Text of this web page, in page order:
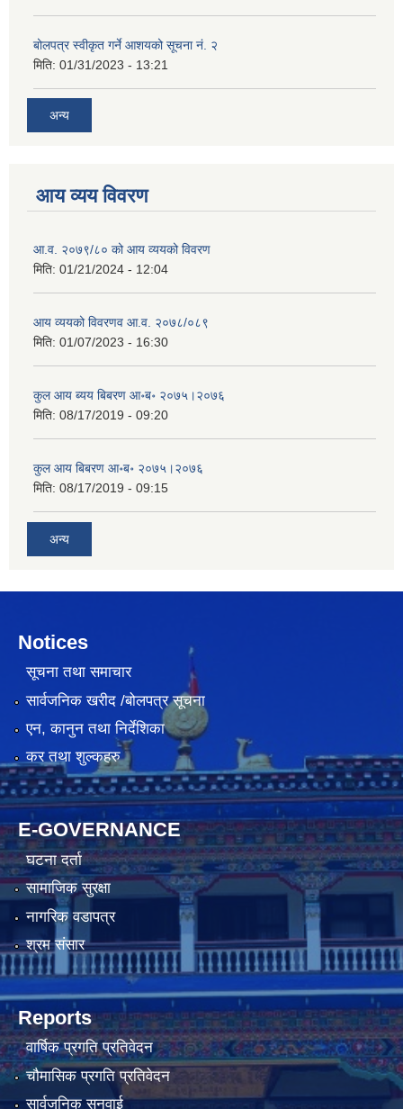
बोलपत्र स्वीकृत गर्ने आशयको सूचना नं. २
मिति: 01/31/2023 - 13:21
अन्य
आय व्यय विवरण
आ.व. २०७९/८० को आय व्ययको विवरण
मिति: 01/21/2024 - 12:04
आय व्ययको विवरणव आ.व. २०७८/०८९
मिति: 01/07/2023 - 16:30
कुल आय ब्यय बिबरण आ॰ब॰ २०७५।२०७६
मिति: 08/17/2019 - 09:20
कुल आय बिबरण आ॰ब॰ २०७५।२०७६
मिति: 08/17/2019 - 09:15
अन्य
Notices
सूचना तथा समाचार
सार्वजनिक खरीद /बोलपत्र सूचना
एन, कानुन तथा निर्देशिका
कर तथा शुल्कहरु
E-GOVERNANCE
घटना दर्ता
सामाजिक सुरक्षा
नागरिक वडापत्र
श्रम संसार
Reports
वार्षिक प्रगति प्रतिवेदन
चौमासिक प्रगति प्रतिवेदन
सार्वजनिक सुनुवाई